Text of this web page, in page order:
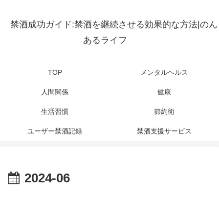
禁酒成功ガイド:禁酒を継続させる効果的な方法|のん
あるライフ
TOP メンタルヘルス
人間関係 健康
生活習慣 節約術
ユーザー禁酒記録 禁酒支援サービス
2024-06